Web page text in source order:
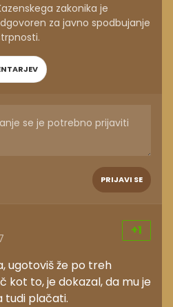
zakonika je
za javno spodbujanje
PRIJAVI SE
+1
ugotoviš že po treh
kot to, je dokazal, da mu je
tudi plačati.